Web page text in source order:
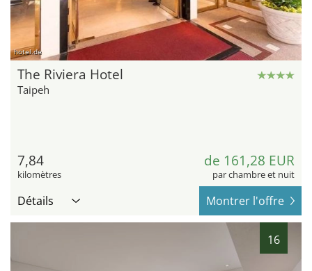
hotel.de
The Riviera Hotel
Taipeh
7,84
kilomètres
de 161,28 EUR
par chambre et nuit
Détails Montrer l'offre
16